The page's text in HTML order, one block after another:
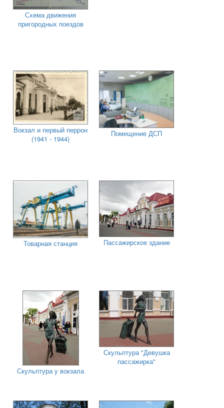
Схема движения
пригородных поездов
Вокзал и первый перрон
(1941 - 1944)
Помещение ДСП
Товарная станция Пассажирское здание
Скульптура у вокзала
Скульптура "Девушка
пассажирка"